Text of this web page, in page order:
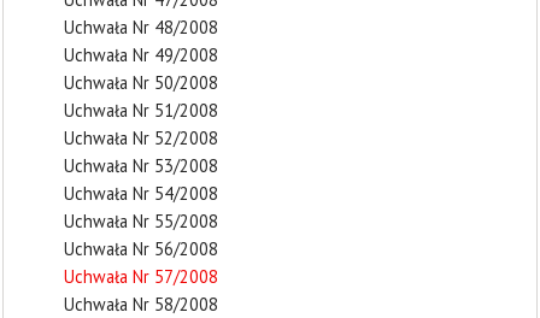
Uchwała Nr 48/2008
Uchwała Nr 49/2008
Uchwała Nr 50/2008
Uchwała Nr 51/2008
Uchwała Nr 52/2008
Uchwała Nr 53/2008
Uchwała Nr 54/2008
Uchwała Nr 55/2008
Uchwała Nr 56/2008
Uchwała Nr 57/2008
Uchwała Nr 58/2008